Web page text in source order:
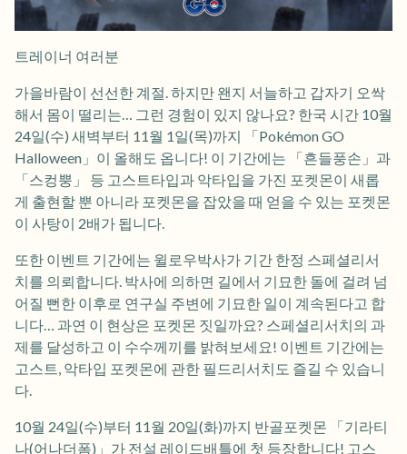
트레이너 여러분
가을바람이 선선한 계절. 하지만 왠지 서늘하고 갑자기 오싹
해서 몸이 떨리는… 그런 경험이 있지 않나요? 한국 시간 10월
24일(수) 새벽부터 11월 1일(목)까지 「Pokémon GO
Halloween」이 올해도 옵니다! 이 기간에는 「흔들풍손」과
「스컹뿡」 등 고스트타입과 악타입을 가진 포켓몬이 새롭
게 출현할 뿐 아니라 포켓몬을 잡았을 때 얻을 수 있는 포켓몬
이 사탕이 2배가 됩니다.
또한 이벤트 기간에는 윌로우박사가 기간 한정 스페셜리서
치를 의뢰합니다. 박사에 의하면 길에서 기묘한 돌에 걸려 넘
어질 뻔한 이후로 연구실 주변에 기묘한 일이 계속된다고 합
니다… 과연 이 현상은 포켓몬 짓일까요? 스페셜리서치의 과
제를 달성하고 이 수수께끼를 밝혀보세요! 이벤트 기간에는
고스트, 악타입 포켓몬에 관한 필드리서치도 즐길 수 있습니
다.
10월 24일(수)부터 11월 20일(화)까지 반골포켓몬 「기라티
나(어나더폼)」가 전설 레이드배틀에 첫 등장합니다! 고스